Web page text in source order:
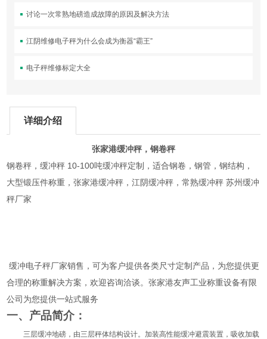
讨论一次常熟地磅造成故障的原因及解决方法
江阴维修电子秤为什么会成为衡器“霸王”
电子秤维修标定大全
详细介绍
张家港缓冲秤，钢卷秤
钢卷秤，缓冲秤 10-100吨缓冲秤定制，适合钢卷，钢管，钢结构，
大型锻压件称重，张家港缓冲秤，江阴缓冲秤，常熟缓冲秤 苏州缓冲
秤厂家
缓冲电子秤厂家销售，可为客户提供各类尺寸定制产品，为您提供更
合理的称重解决方案，欢迎咨询洽谈。张家港友声工业称重设备有限
公司为您提供一站式服务
一、产品简介：
三层缓冲地磅，由三层秤体结构设计。加装高性能缓冲避震装置，吸收加载